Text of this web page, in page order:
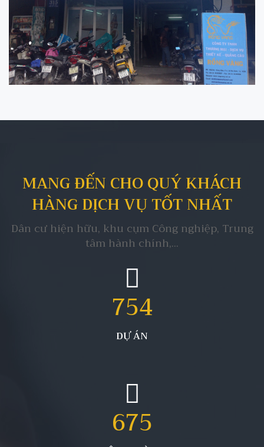
MANG ĐẾN CHO QUÝ KHÁCH
HÀNG DỊCH VỤ TỐT NHẤT
Dân cư hiện hữu, khu cụm Công nghiệp, Trung
tâm hành chính,...
754
DỰ ÁN
675